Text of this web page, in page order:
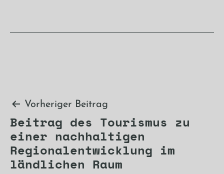
Beitragsnavigation
Vorheriger Beitrag
Beitrag des Tourismus zu
einer nachhaltigen
Regionalentwicklung im
ländlichen Raum